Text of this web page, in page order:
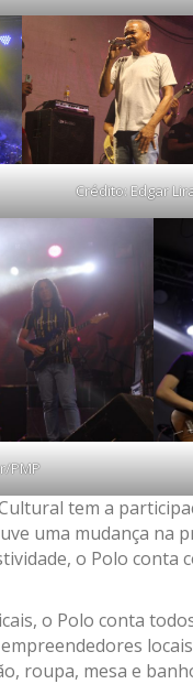
Crédito: Edgar
PMP
tem a
uma mudança
o Polo conta
o Polo conta
roupa, mesa e